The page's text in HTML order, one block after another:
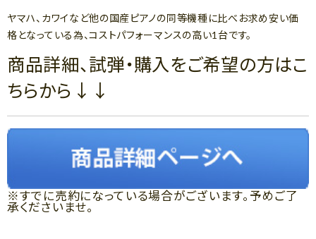
ヤマハ、カワイなど他の国産ピアノの同等機種に比べお求め安い価
格となっている為、コストパフォーマンスの高い1台です。
商品詳細、試弾・購入をご希望の方はこ
ちらから↓↓
※すでに売約になっている場合がございます。予めご了
承くださいませ。